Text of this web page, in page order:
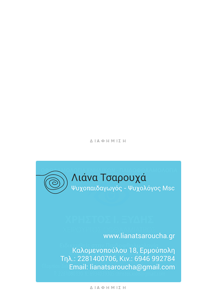
Κυριακής, 9 Αυγούστου
καλοκαίρι
6 ώρες 35 λεπτά πρίν
ΔΙΑΦΉΜΙΣΗ
ΔΙΑΦΉΜΙΣΗ